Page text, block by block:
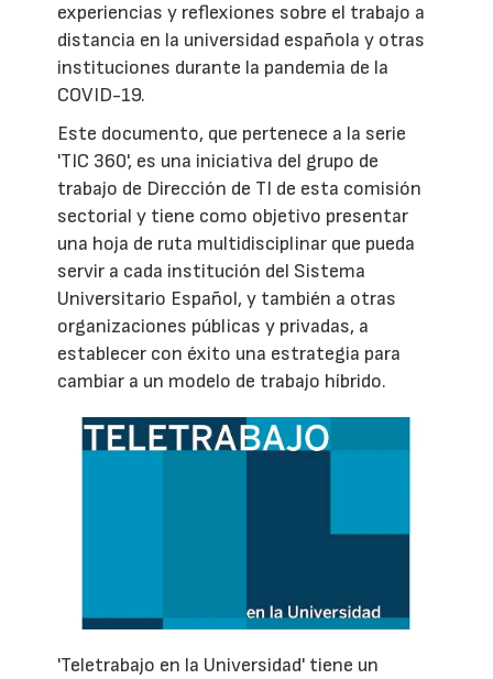
experiencias y reflexiones sobre el trabajo a
distancia en la universidad española y otras
instituciones durante la pandemia de la
COVID-19.
Este documento, que pertenece a la serie
'TIC 360', es una iniciativa del grupo de
trabajo de Dirección de TI de esta comisión
sectorial y tiene como objetivo presentar
una hoja de ruta multidisciplinar que pueda
servir a cada institución del Sistema
Universitario Español, y también a otras
organizaciones públicas y privadas, a
establecer con éxito una estrategia para
cambiar a un modelo de trabajo híbrido.
'Teletrabajo en la Universidad' tiene un